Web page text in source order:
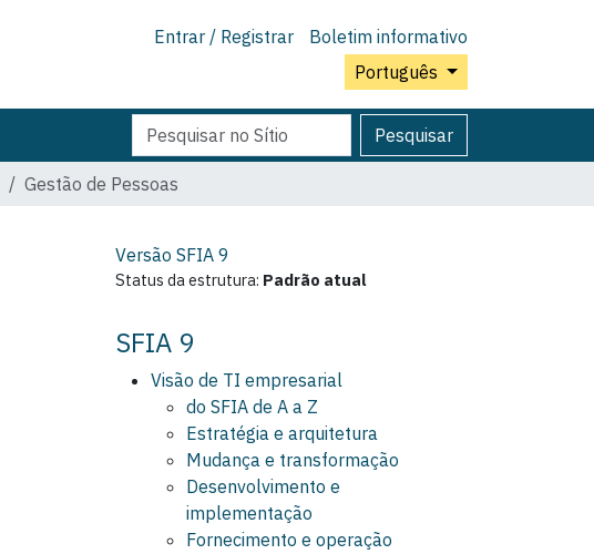
Entrar / Registrar
Boletim informativo
Português
Pesquisar Pesquisar
Pesquisa
Avançada…
Gestão de Pessoas
Versão SFIA 9
Status da estrutura: Padrão atual
SFIA 9
Visão de TI empresarial
do SFIA de A a Z
Estratégia e arquitetura
Mudança e transformação
Desenvolvimento e
implementação
Fornecimento e operação